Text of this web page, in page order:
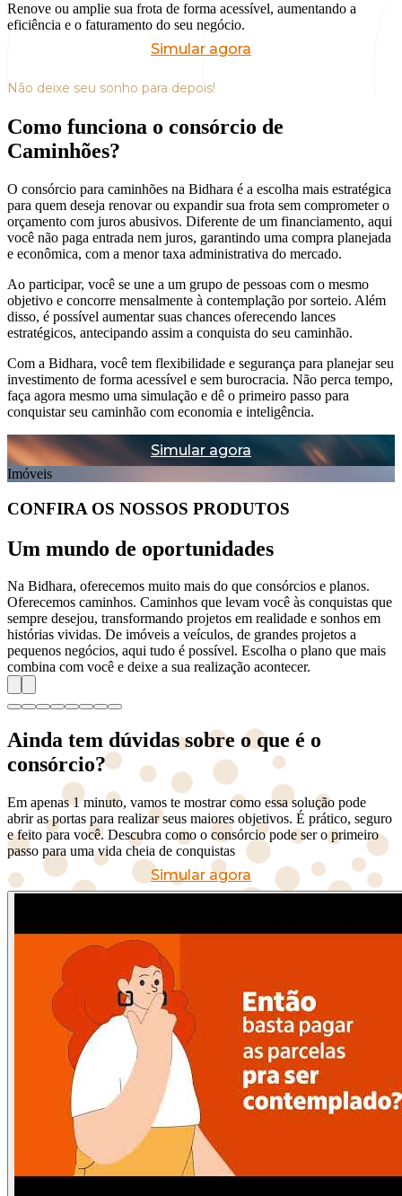
Renove ou amplie sua frota de forma acessível, aumentando a
eficiência e o faturamento do seu negócio.
Simular agora
Não deixe seu sonho para depois!
Como funciona o consórcio de
Caminhões?
O consórcio para caminhões na Bidhara é a escolha mais estratégica
para quem deseja renovar ou expandir sua frota sem comprometer o
orçamento com juros abusivos. Diferente de um financiamento, aqui
você não paga entrada nem juros, garantindo uma compra planejada
e econômica, com a menor taxa administrativa do mercado.
Ao participar, você se une a um grupo de pessoas com o mesmo
objetivo e concorre mensalmente à contemplação por sorteio. Além
disso, é possível aumentar suas chances oferecendo lances
estratégicos, antecipando assim a conquista do seu caminhão.
Com a Bidhara, você tem flexibilidade e segurança para planejar seu
investimento de forma acessível e sem burocracia. Não perca tempo,
faça agora mesmo uma simulação e dê o primeiro passo para
conquistar seu caminhão com economia e inteligência.
Simular agora
Imóveis
CONFIRA OS NOSSOS PRODUTOS
Um mundo de oportunidades
Na Bidhara, oferecemos muito mais do que consórcios e planos.
Oferecemos caminhos. Caminhos que levam você às conquistas que
sempre desejou, transformando projetos em realidade e sonhos em
histórias vividas. De imóveis a veículos, de grandes projetos a
pequenos negócios, aqui tudo é possível. Escolha o plano que mais
combina com você e deixe a sua realização acontecer.
Ainda tem dúvidas sobre o que é o
consórcio?
Em apenas 1 minuto, vamos te mostrar como essa solução pode
abrir as portas para realizar seus maiores objetivos. É prático, seguro
e feito para você. Descubra como o consórcio pode ser o primeiro
passo para uma vida cheia de conquistas
Simular agora